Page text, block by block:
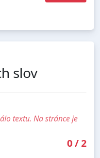
slov
textu. Na stránce je
0/2